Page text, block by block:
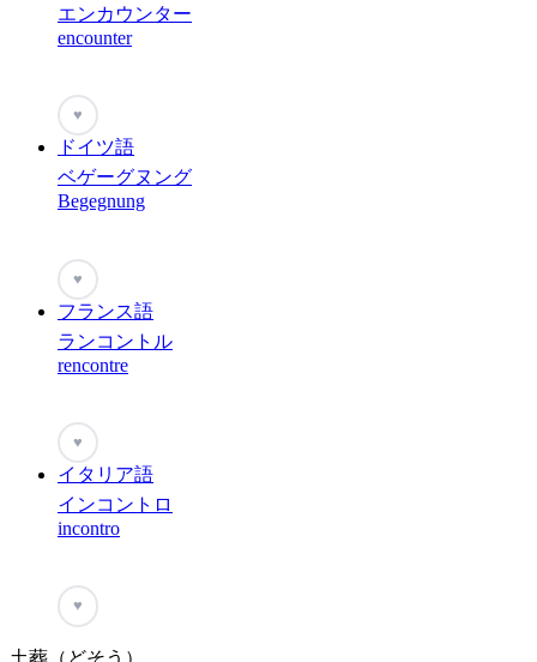
エンカウンター
encounter
♥
ドイツ語
ベゲーグヌング
Begegnung
♥
フランス語
ランコントル
rencontre
♥
イタリア語
インコントロ
incontro
♥
土葬（どそう）